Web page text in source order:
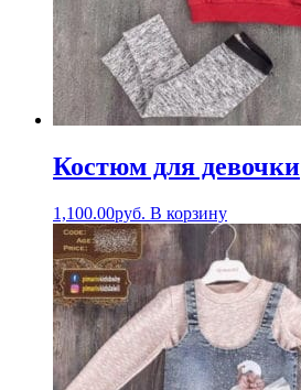
Костюм для девочки
1,100.00руб. В корзину